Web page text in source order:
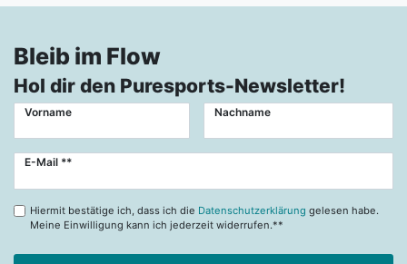
Bleib im Flow
Hol dir den Puresports-Newsletter!
Vorname Nachname
E-Mail **
Newsletter
Hiermit bestätige ich, dass ich die Datenschutzerklärung gelesen habe.
Meine Einwilligung kann ich jederzeit widerrufen.**